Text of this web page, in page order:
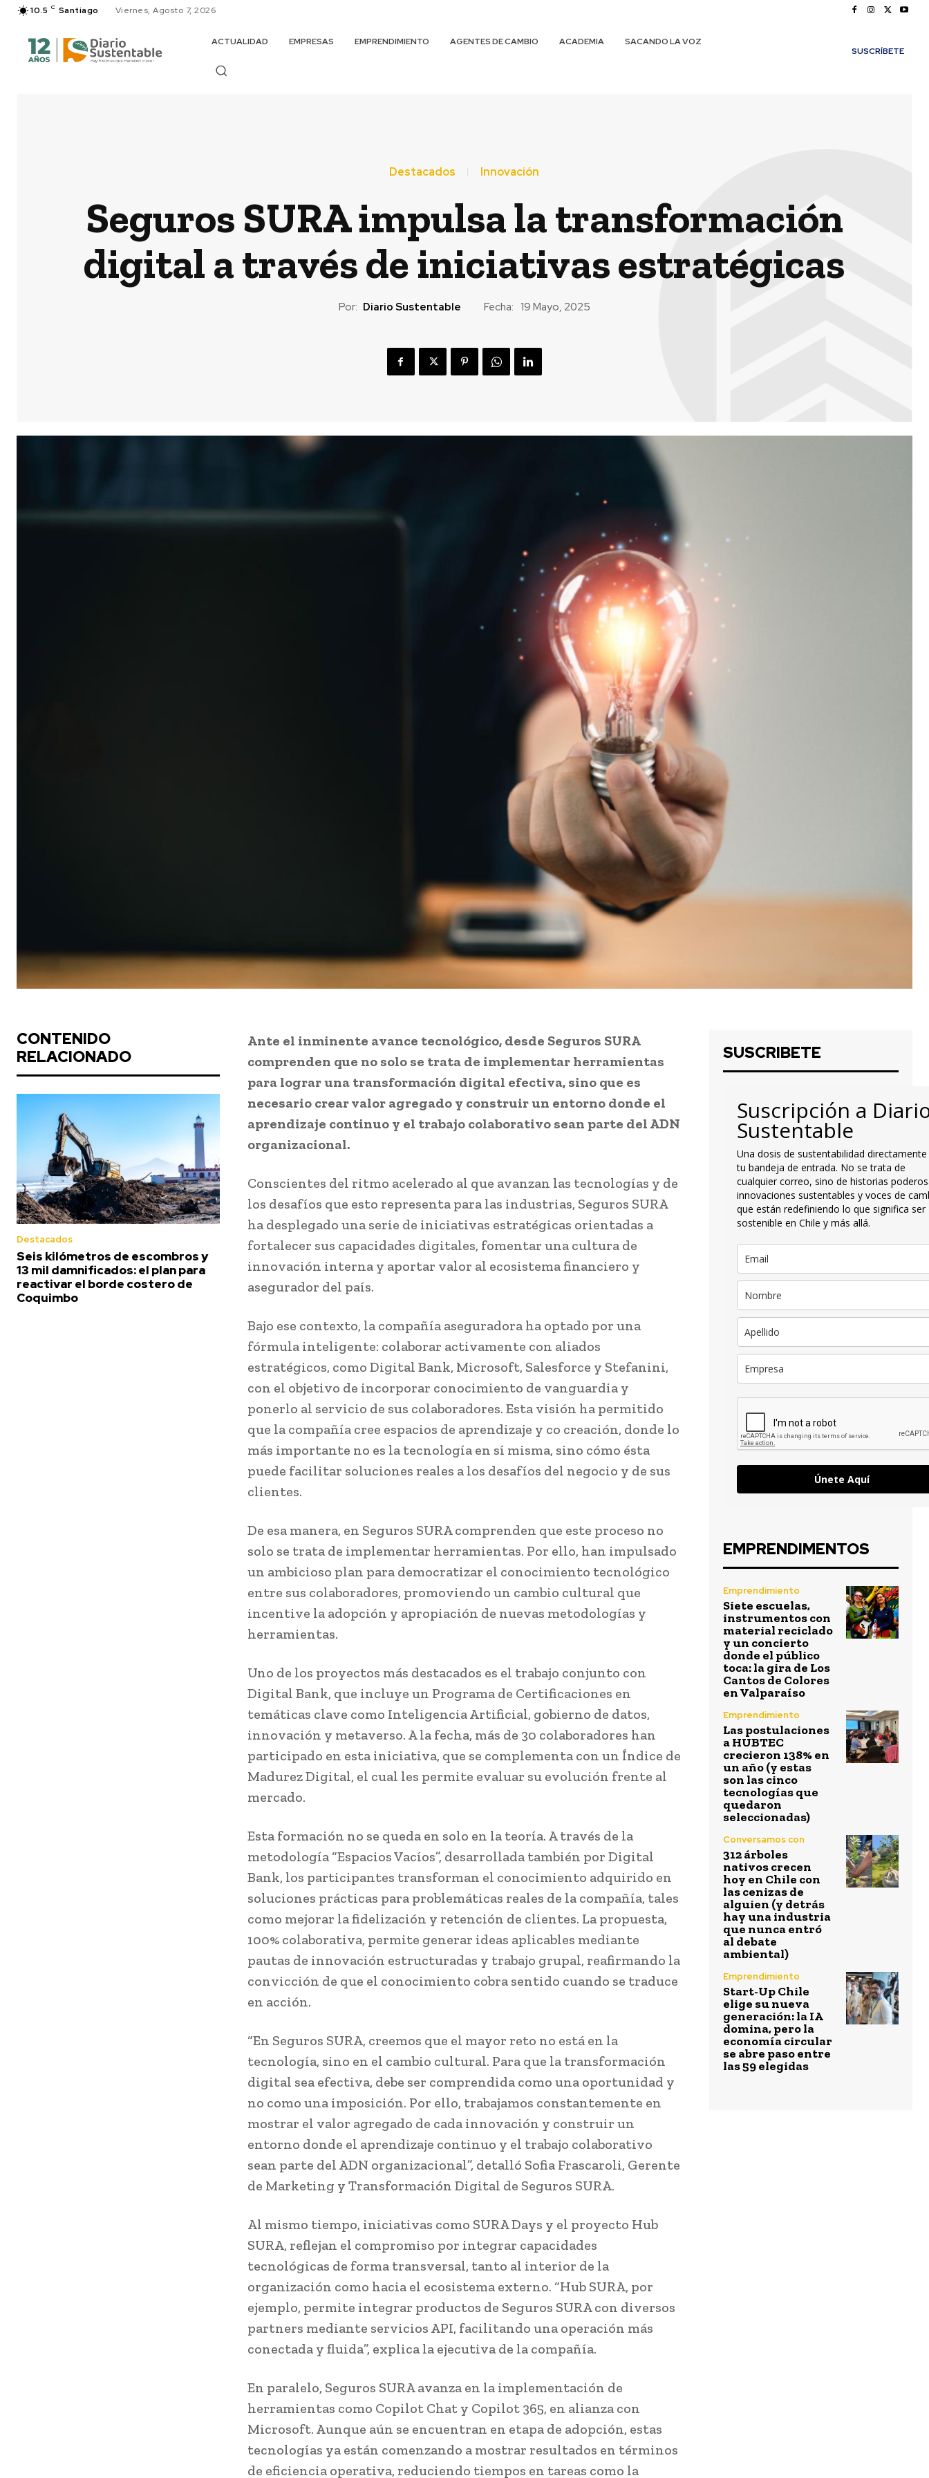
10.5 C Santiago Viernes, Agosto 7, 2026
ACTUALIDAD EMPRESAS EMPRENDIMIENTO AGENTES DE CAMBIO ACADEMIA
SACANDO LA VOZ
SUSCRÍBETE
Destacados Innovación
Seguros SURA impulsa la transformación
digital a través de iniciativas estratégicas
Por: Diario Sustentable Fecha: 19 Mayo, 2025
CONTENIDO
RELACIONADO
Destacados
Seis kilómetros de escombros y
13 mil damnificados: el plan para
reactivar el borde costero de
Coquimbo
Ante el inminente avance tecnológico, desde Seguros SURA
comprenden que no solo se trata de implementar herramientas
para lograr una transformación digital efectiva, sino que es
necesario crear valor agregado y construir un entorno donde el
aprendizaje continuo y el trabajo colaborativo sean parte del ADN
organizacional.
Conscientes del ritmo acelerado al que avanzan las tecnologías y de
los desafíos que esto representa para las industrias, Seguros SURA
ha desplegado una serie de iniciativas estratégicas orientadas a
fortalecer sus capacidades digitales, fomentar una cultura de
innovación interna y aportar valor al ecosistema financiero y
asegurador del país.
Bajo ese contexto, la compañía aseguradora ha optado por una
fórmula inteligente: colaborar activamente con aliados
estratégicos, como Digital Bank, Microsoft, Salesforce y Stefanini,
con el objetivo de incorporar conocimiento de vanguardia y
ponerlo al servicio de sus colaboradores. Esta visión ha permitido
que la compañía cree espacios de aprendizaje y co creación, donde lo
más importante no es la tecnología en sí misma, sino cómo ésta
puede facilitar soluciones reales a los desafíos del negocio y de sus
clientes.
De esa manera, en Seguros SURA comprenden que este proceso no
solo se trata de implementar herramientas. Por ello, han impulsado
un ambicioso plan para democratizar el conocimiento tecnológico
entre sus colaboradores, promoviendo un cambio cultural que
incentive la adopción y apropiación de nuevas metodologías y
herramientas.
Uno de los proyectos más destacados es el trabajo conjunto con
Digital Bank, que incluye un Programa de Certificaciones en
temáticas clave como Inteligencia Artificial, gobierno de datos,
innovación y metaverso. A la fecha, más de 30 colaboradores han
participado en esta iniciativa, que se complementa con un Índice de
Madurez Digital, el cual les permite evaluar su evolución frente al
mercado.
Esta formación no se queda en solo en la teoría. A través de la
metodología “Espacios Vacíos”, desarrollada también por Digital
Bank, los participantes transforman el conocimiento adquirido en
soluciones prácticas para problemáticas reales de la compañía, tales
como mejorar la fidelización y retención de clientes. La propuesta,
100% colaborativa, permite generar ideas aplicables mediante
pautas de innovación estructuradas y trabajo grupal, reafirmando la
convicción de que el conocimiento cobra sentido cuando se traduce
en acción.
“En Seguros SURA, creemos que el mayor reto no está en la
tecnología, sino en el cambio cultural. Para que la transformación
digital sea efectiva, debe ser comprendida como una oportunidad y
no como una imposición. Por ello, trabajamos constantemente en
mostrar el valor agregado de cada innovación y construir un
entorno donde el aprendizaje continuo y el trabajo colaborativo
sean parte del ADN organizacional”, detalló Sofia Frascaroli, Gerente
de Marketing y Transformación Digital de Seguros SURA.
Al mismo tiempo, iniciativas como SURA Days y el proyecto Hub
SURA, reflejan el compromiso por integrar capacidades
tecnológicas de forma transversal, tanto al interior de la
organización como hacia el ecosistema externo. “Hub SURA, por
ejemplo, permite integrar productos de Seguros SURA con diversos
partners mediante servicios API, facilitando una operación más
conectada y fluida”, explica la ejecutiva de la compañía.
En paralelo, Seguros SURA avanza en la implementación de
herramientas como Copilot Chat y Copilot 365, en alianza con
Microsoft. Aunque aún se encuentran en etapa de adopción, estas
tecnologías ya están comenzando a mostrar resultados en términos
de eficiencia operativa, reduciendo tiempos en tareas como la
SUSCRIBETE
Suscripción a
Sustentable
Una dosis de sustentabilidad
tu bandeja de entrada. No se trata de
cualquier correo, sino de historias
innovaciones sustentables y voces de
que están redefiniendo lo que significa ser
sostenible en Chile y más allá.
Únete Aquí
EMPRENDIMENTOS
Emprendimiento
Siete escuelas,
instrumentos con
material reciclado
y un concierto
donde el público
toca: la gira de Los
Cantos de Colores
en Valparaíso
Emprendimiento
Las postulaciones
a HUBTEC
crecieron 138% en
un año (y estas
son las cinco
tecnologías que
quedaron
seleccionadas)
Conversamos con
312 árboles
nativos crecen
hoy en Chile con
las cenizas de
alguien (y detrás
hay una industria
que nunca entró
al debate
ambiental)
Emprendimiento
Start-Up Chile
elige su nueva
generación: la IA
domina, pero la
economía circular
se abre paso entre
las 59 elegidas